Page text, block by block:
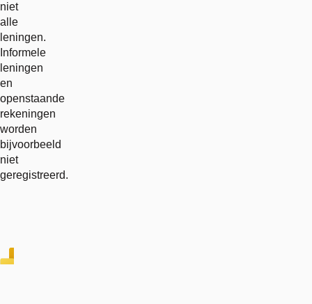
niet
alle
leningen.
Informele
leningen
en
openstaande
rekeningen
worden
bijvoorbeeld
niet
geregistreerd.